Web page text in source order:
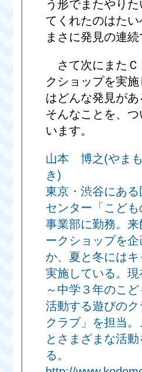
う形でまたやり
てくれたのはたい
まさに発見の連続
さて次にまたＣ
クショップを実
はどんな発見があ
そんなことを、つ
います。
山本 博之(やま
き)
東京・渋谷にあ
センター「こど
事業部に勤務。来
ークショップを
か、夏と冬には
実施している。
～中学３年のこ
活動する遊びのク
クラブ」を担当
とさまざまな活
る。